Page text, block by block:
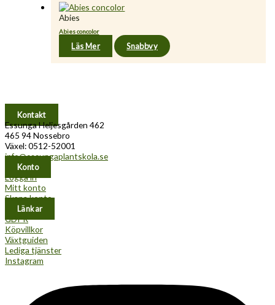
Abies
Abies concolor
Läs Mer Snabbvy
Kontakt
Essunga Heljesgården 462
465 94 Nossebro
Växel: 0512-52001
info@essungaplantskola.se
Konto
Logga in
Mitt konto
Skapa konto
Länkar
GDPR
Köpvillkor
Växtguiden
Lediga tjänster
Instagram